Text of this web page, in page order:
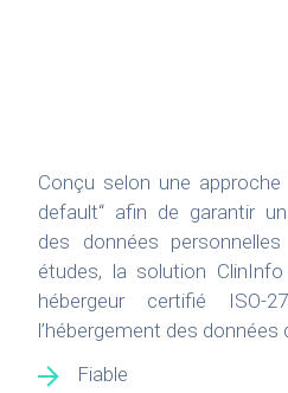
Conçu selon une approche
default“ afin de garantir
des données
études, la solution
hébergeur certifié
l’hébergement des données
Fiable